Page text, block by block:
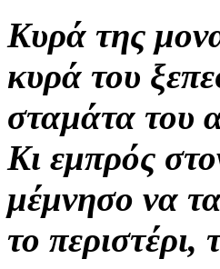
Κυρά της
κυρά του
σταμάτα του
Κι εμπρός
μέμνησο να
το